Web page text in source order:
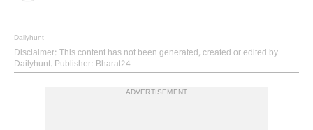
Dailyhunt
Disclaimer: This content has not been generated, created or edited by
Dailyhunt. Publisher: Bharat24
ADVERTISEMENT